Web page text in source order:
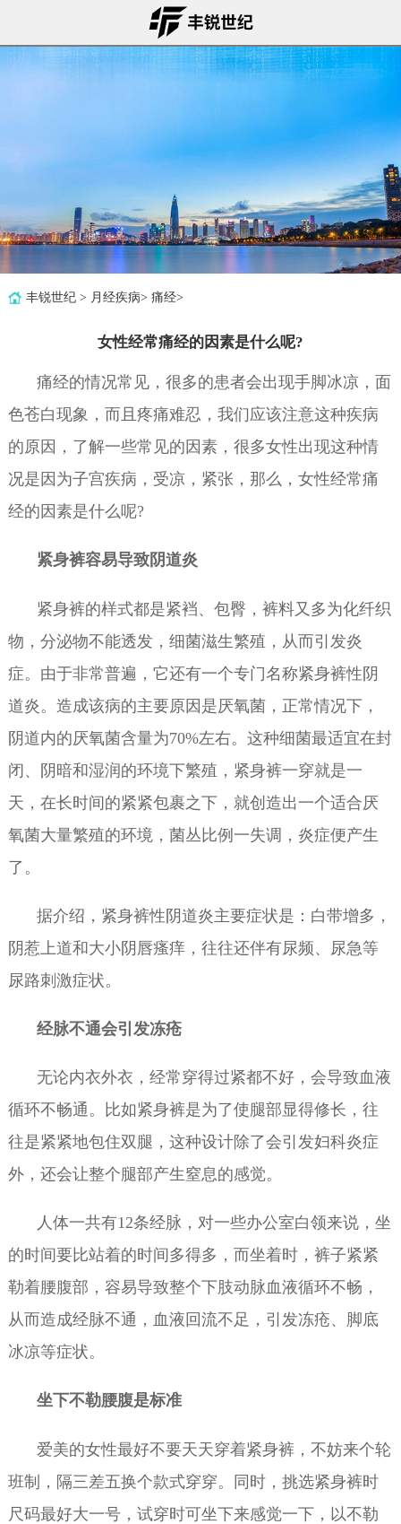
丰锐世纪> 月经疾病> 痛经>
女性经常痛经的因素是什么呢?
痛经的情况常见，很多的患者会出现手脚冰凉，面
色苍白现象，而且疼痛难忍，我们应该注意这种疾病
的原因，了解一些常见的因素，很多女性出现这种情
况是因为子宫疾病，受凉，紧张，那么，女性经常痛
经的因素是什么呢?
紧身裤容易导致阴道炎
紧身裤的样式都是紧裆、包臀，裤料又多为化纤织
物，分泌物不能透发，细菌滋生繁殖，从而引发炎
症。由于非常普遍，它还有一个专门名称紧身裤性阴
道炎。造成该病的主要原因是厌氧菌，正常情况下，
阴道内的厌氧菌含量为70%左右。这种细菌最适宜在封
闭、阴暗和湿润的环境下繁殖，紧身裤一穿就是一
天，在长时间的紧紧包裹之下，就创造出一个适合厌
氧菌大量繁殖的环境，菌丛比例一失调，炎症便产生
了。
据介绍，紧身裤性阴道炎主要症状是：白带增多，
阴惹上道和大小阴唇瘙痒，往往还伴有尿频、尿急等
尿路刺激症状。
经脉不通会引发冻疮
无论内衣外衣，经常穿得过紧都不好，会导致血液
循环不畅通。比如紧身裤是为了使腿部显得修长，往
往是紧紧地包住双腿，这种设计除了会引发妇科炎症
外，还会让整个腿部产生窒息的感觉。
人体一共有12条经脉，对一些办公室白领来说，坐
的时间要比站着的时间多得多，而坐着时，裤子紧紧
勒着腰腹部，容易导致整个下肢动脉血液循环不畅，
从而造成经脉不通，血液回流不足，引发冻疮、脚底
冰凉等症状。
坐下不勒腰腹是标准
爱美的女性最好不要天天穿着紧身裤，不妨来个轮
班制，隔三差五换个款式穿穿。同时，挑选紧身裤时
尺码最好大一号，试穿时可坐下来感觉一下，以不勒